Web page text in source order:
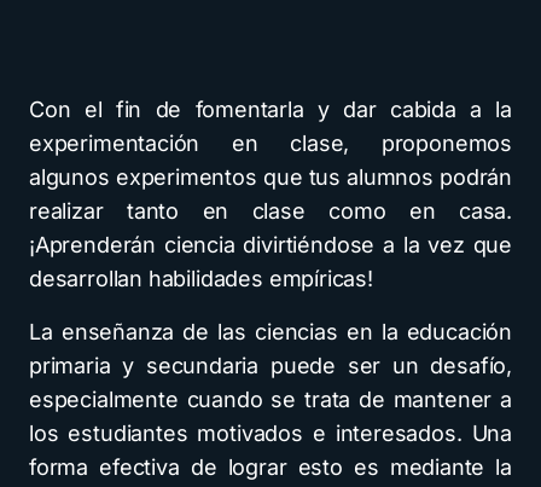
Con el fin de fomentarla y dar cabida a la
experimentación en clase, proponemos
algunos experimentos que tus alumnos podrán
realizar tanto en clase como en casa.
¡Aprenderán ciencia divirtiéndose a la vez que
desarrollan habilidades empíricas!
La enseñanza de las ciencias en la educación
primaria y secundaria puede ser un desafío,
especialmente cuando se trata de mantener a
los estudiantes motivados e interesados. Una
forma efectiva de lograr esto es mediante la